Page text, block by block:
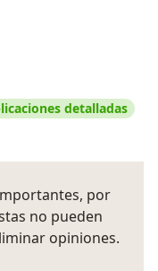
detalladas
por
no pueden
opiniones.